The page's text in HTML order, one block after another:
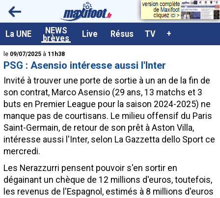
La UNE NEWS
brèves Live Résus TV +
<
le 09/07/2025 à 11h38
PSG : Asensio intéresse aussi l'Inter
Invité à trouver une porte de sortie à un an de la fin de
son contrat, Marco Asensio (29 ans, 13 matchs et 3
buts en Premier League pour la saison 2024-2025) ne
manque pas de courtisans. Le milieu offensif du Paris
Saint-Germain, de retour de son prêt à Aston Villa,
intéresse aussi l'Inter, selon La Gazzetta dello Sport ce
mercredi.
Les Nerazzurri pensent pouvoir s'en sortir en
dégainant un chèque de 12 millions d'euros, toutefois,
les revenus de l'Espagnol, estimés à 8 millions d'euros
A la UNE
Dernières brèves
Live / Matchs en direct
Résultats et Classements
Class. buteurs européens
Programme TV foot
Vidéos
Tableau transferts L1
Taille de la police